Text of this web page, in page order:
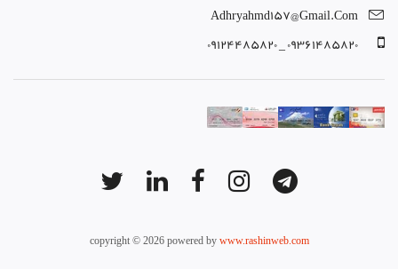
Adhryahmd157@gmail.com
09361485820 _ 09124485820
copyright © 2026 powered by www.rashinweb.com